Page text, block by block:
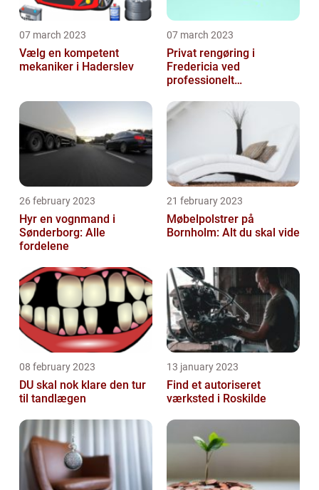
07 march 2023
Vælg en kompetent
mekaniker i Haderslev
07 march 2023
Privat rengøring i
Fredericia ved
professionelt
26 february 2023
Hyr en vognmand i
Sønderborg: Alle
fordelene
21 february 2023
Møbelpolstrer på
Bornholm: Alt du skal vide
08 february 2023
DU skal nok klare den tur
til tandlægen
13 january 2023
Find et autoriseret
værksted i Roskilde